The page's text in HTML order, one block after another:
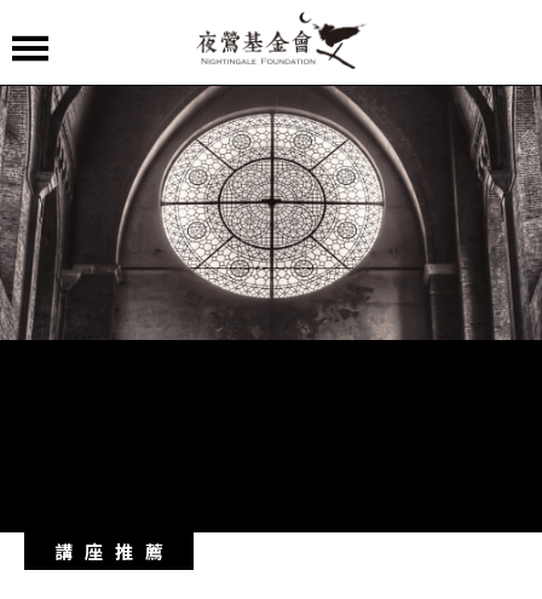
夜
鶯
嚴
選
夜
鶯
導
華講座推薦